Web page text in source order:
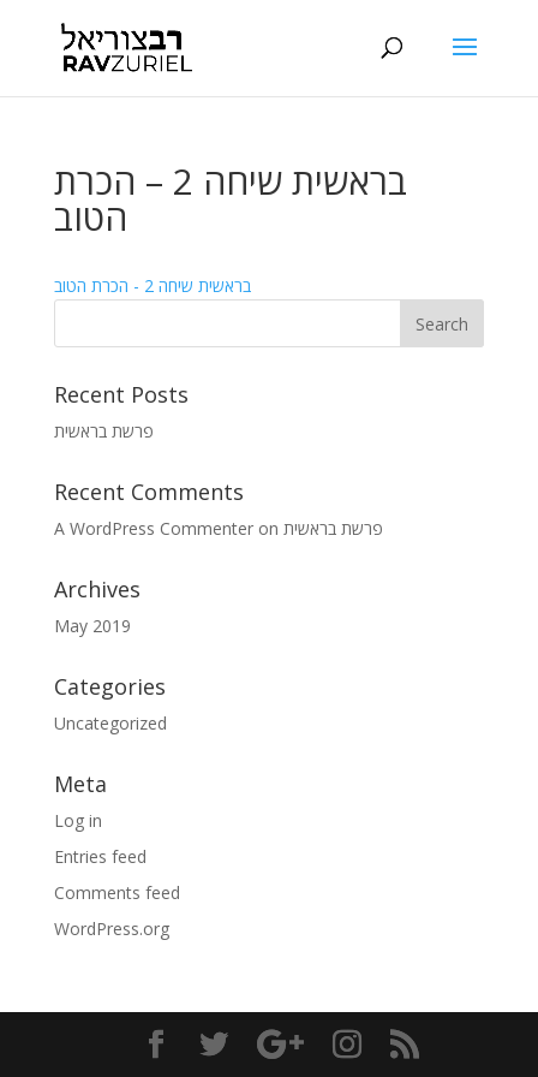
בראשית שיחה 2 – הכרת
הטוב
בראשית שיחה 2 - הכרת הטוב
Recent Posts
פרשת בראשית
Recent Comments
A WordPress Commenteron פרשת בראשית
Archives
May 2019
Categories
Uncategorized
Meta
Log in
Entries feed
Comments feed
WordPress.org